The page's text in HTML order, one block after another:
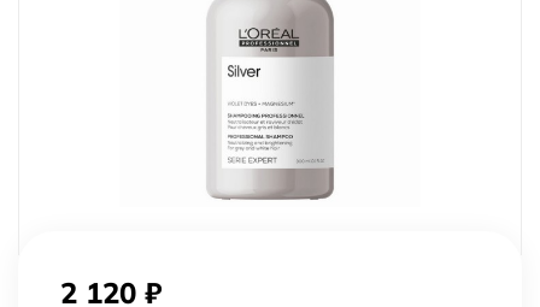
2 120 ₽